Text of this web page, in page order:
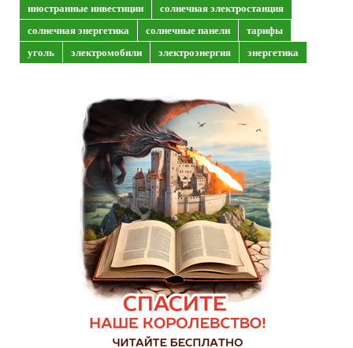
иностранные инвестиции
солнечная электростанция
солнечная энергетика
солнечные панели
тарифы
уголь
электромобили электроэнергия энергетика